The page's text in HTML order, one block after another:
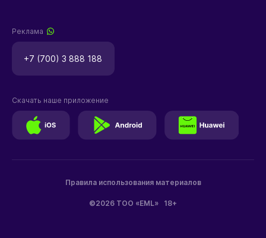
Реклама
+7 (700) 3 888 188
©2026 ТОО «EML» 18+
Правила использования материалов
Скачать наше приложение